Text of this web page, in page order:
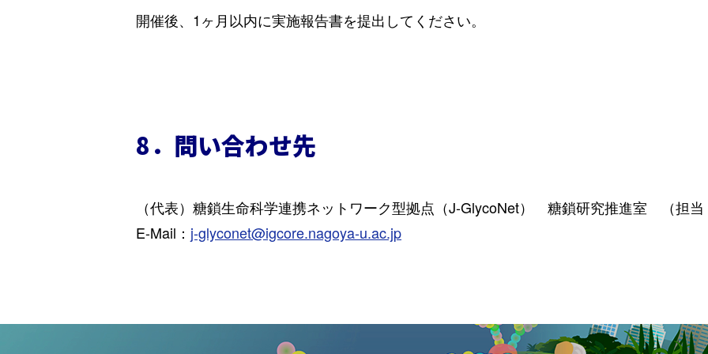
開催後、1ヶ月以内に実施報告書を提出してください。
8．問い合わせ先
（代表）糖鎖生命科学連携ネットワーク型拠点（J-GlycoNet） 糖鎖研究推進室 （担
E-Mail： j-glyconet@igcore.nagoya-u.ac.jp